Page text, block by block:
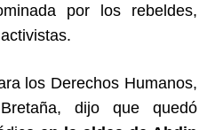
por los rebeldes,
los Derechos Humanos,
dijo que quedó